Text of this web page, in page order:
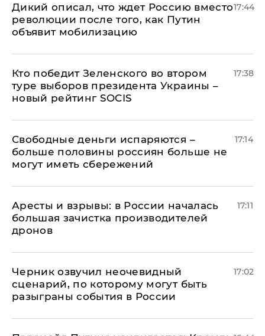
Дикий описал, что ждет Россию вместо
революции после того, как Путин
объявит мобилизацию
17:44
Кто победит Зеленского во втором
туре выборов президента Украины –
новый рейтинг SOCIS
17:38
Свободные деньги испаряются –
больше половины россиян больше не
могут иметь сбережений
17:14
Аресты и взрывы: в России началась
большая зачистка производителей
дронов
17:11
Черник озвучил неочевидный
сценарий, по которому могут быть
разыграны события в России
17:02